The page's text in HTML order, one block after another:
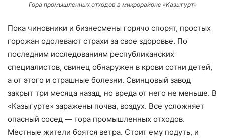
Гора промышленных отходов в микрорайоне «Казыгурт»
Пока чиновники и бизнесмены горячо спорят, простых
горожан одолевают страхи за свое здоровье. По
последним исследованиям республиканских
специалистов, свинец обнаружен в крови сотни детей,
а от этого и страшные болезни. Свинцовый завод
закрыт три месяца назад, но вреда от него не меньше. В
«Казыгурте» заражены почва, воздух. Все усложняет
опасный сосед — гора промышленных отходов.
Местные жители боятся ветра. Стоит ему подуть, и